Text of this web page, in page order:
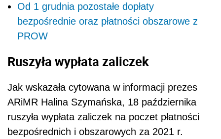
Od 1 grudnia pozostałe dopłaty
bezpośrednie oraz płatności obszarowe z
PROW
Ruszyła wypłata zaliczek
Jak wskazała cytowana w informacji prezes
ARiMR Halina Szymańska, 18 października
ruszyła wypłata zaliczek na poczet płatności
bezpośrednich i obszarowych za 2021 r.